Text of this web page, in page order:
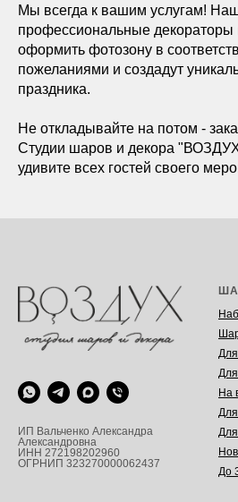
Мы всегда к вашим услугам!
профессиональные декораторы
оформить фотозону в
пожеланиями и создадут
праздника.
Не откладывайте на потом -
Студии шаров и декора
удивите всех гостей своего
ИП Вальченко Александра
Александровна
ИНН 272198202960
ОГРНИП 323270000062437
На
До